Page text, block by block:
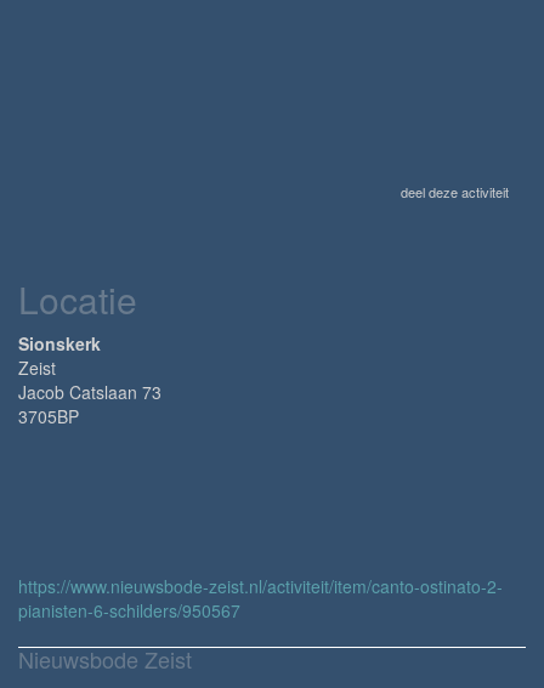
deel deze activiteit
Locatie
Sionskerk
Zeist
Jacob Catslaan 73
3705BP
https://www.nieuwsbode-zeist.nl/activiteit/item/canto-ostinato-2-
pianisten-6-schilders/950567
Nieuwsbode Zeist